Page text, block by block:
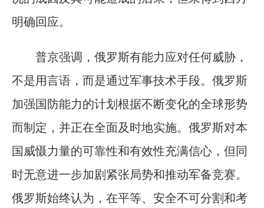
明确回应。
普京强调，俄罗斯有能力应对任何威胁，
不是用言语，而是通过军事技术手段。俄罗斯
加强国防能力的计划根据不断变化的全球形势
而制定，并正在全面及时地实施。俄罗斯对本
国威慑力量的可靠性和有效性充满信心，但同
时无意进一步加剧紧张局势和推动军备竞赛。
俄罗斯始终认为，在平等、安全不可分割和考